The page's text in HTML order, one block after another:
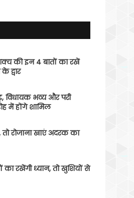
की इन 4 बातों का रखें
द्वार
विधायक भव्य और परी
में होंगे शामिल
तो रोजाना खाएं अदरक का
रखेंगी ध्यान, तो खुशियों से